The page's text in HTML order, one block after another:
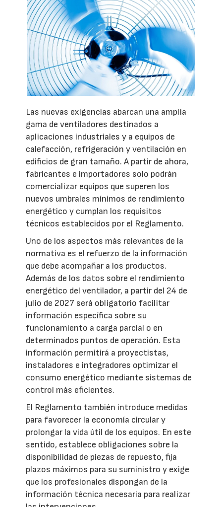
Las nuevas exigencias abarcan una amplia
gama de ventiladores destinados a
aplicaciones industriales y a equipos de
calefacción, refrigeración y ventilación en
edificios de gran tamaño. A partir de ahora,
fabricantes e importadores solo podrán
comercializar equipos que superen los
nuevos umbrales mínimos de rendimiento
energético y cumplan los requisitos
técnicos establecidos por el Reglamento.
Uno de los aspectos más relevantes de la
normativa es el refuerzo de la información
que debe acompañar a los productos.
Además de los datos sobre el rendimiento
energético del ventilador, a partir del 24 de
julio de 2027 será obligatorio facilitar
información específica sobre su
funcionamiento a carga parcial o en
determinados puntos de operación. Esta
información permitirá a proyectistas,
instaladores e integradores optimizar el
consumo energético mediante sistemas de
control más eficientes.
El Reglamento también introduce medidas
para favorecer la economía circular y
prolongar la vida útil de los equipos. En este
sentido, establece obligaciones sobre la
disponibilidad de piezas de repuesto, fija
plazos máximos para su suministro y exige
que los profesionales dispongan de la
información técnica necesaria para realizar